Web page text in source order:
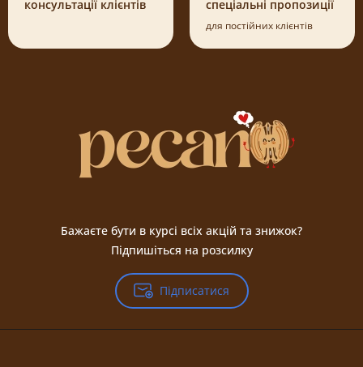
консультації клієнтів
спеціальні пропозиції
для постійних клієнтів
Бажаєте бути в курсі всіх акцій та знижок?
Підпишіться на розсилку
Підписатися